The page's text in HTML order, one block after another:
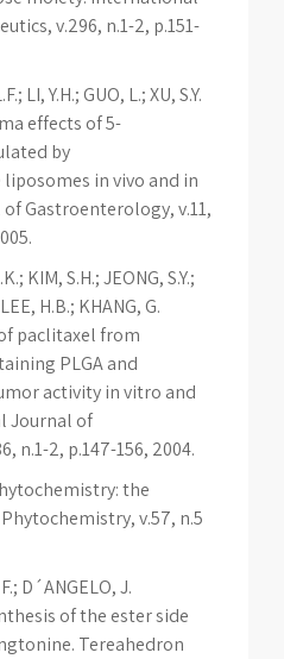
v.296, n.1-2, p.151-
LI, Y.H.; GUO, L.; XU, S.Y.
effects of 5-
by
in vivo and in
Gastroenterology, v.11,
KIM, S.H.; JEONG, S.Y.;
H.B.; KHANG, G.
paclitaxel from
PLGA and
activity in vitro and
Journal of
n.1-2, p.147-156, 2004.
the
v.57, n.5
D´ANGELO, J.
of the ester side
Tereahedron